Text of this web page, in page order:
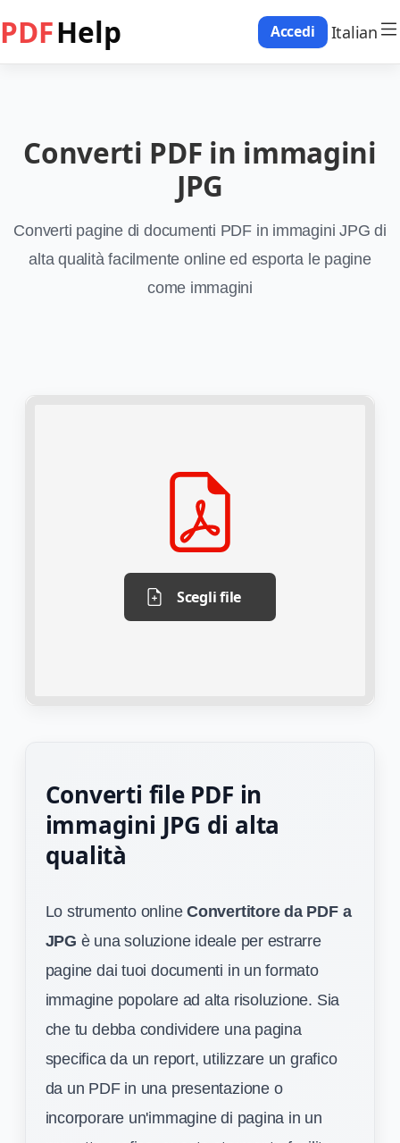
PDFHelp Accedi Italian
Converti PDF in immagini
JPG
Converti pagine di documenti PDF in immagini JPG di
alta qualità facilmente online ed esporta le pagine
come immagini
Scegli file
Converti file PDF in
immagini JPG di alta
qualità
Lo strumento onlineConvertitore da PDF a
JPG è una soluzione ideale per estrarre
pagine dai tuoi documenti in un formato
immagine popolare ad alta risoluzione. Sia
che tu debba condividere una pagina
specifica da un report, utilizzare un grafico
da un PDF in una presentazione o
incorporare un'immagine di pagina in un